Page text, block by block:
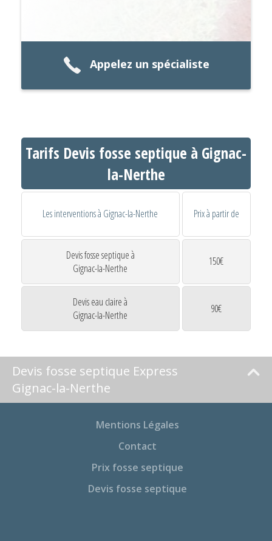
Appelez un spécialiste
Tarifs Devis fosse septique à Gignac-
la-Nerthe
Les interventions à Gignac-la-Nerthe Prix à partir de
Devis fosse septique à
Gignac-la-Nerthe
150€
Devis eau claire à
Gignac-la-Nerthe
90€
Devis fosse septique Express
Gignac-la-Nerthe
Mentions Légales
Contact
Prix fosse septique
Devis fosse septique